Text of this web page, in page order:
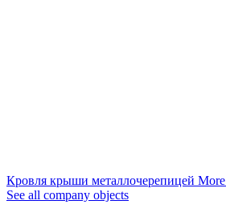
Кровля крыши металлочерепицей More
See all company objects